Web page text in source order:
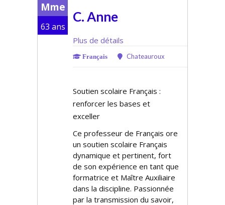
Mme
63 ans
C. Anne
Plus de détails
Français Chateauroux
Soutien scolaire Français :
renforcer les bases et
exceller
Ce professeur de Français offre
un soutien scolaire Français
dynamique et pertinent, fort
de son expérience en tant que
formatrice et Maître Auxiliaire
dans la discipline. Passionnée
par la transmission du savoir,